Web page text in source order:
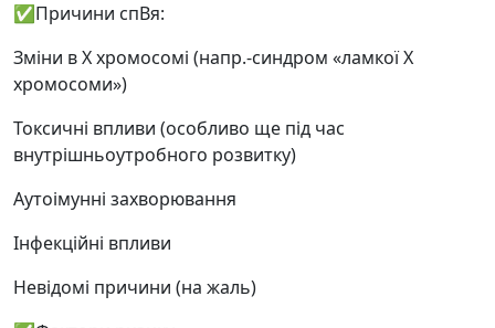
✅Причини спВя:
Зміни в Х хромосомі (напр.-синдром «ламкої Х
хромосоми»)
Токсичні впливи (особливо ще під час
внутрішньоутробного розвитку)
Аутоімунні захворювання
Інфекційні впливи
Невідомі причини (на жаль)